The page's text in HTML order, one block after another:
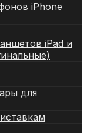
iPhone
iPad и
для